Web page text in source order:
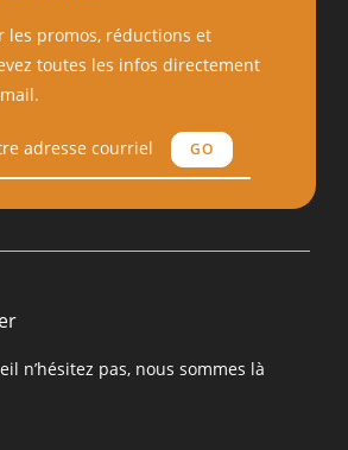
les promos, réductions et
toutes les infos directement
GO
n’hésitez pas, nous sommes là